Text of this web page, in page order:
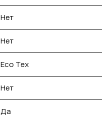
Нет
Нет
Eco Tex
Нет
Да